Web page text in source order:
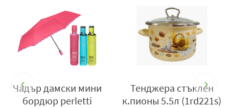
Чадър дамски мини
бордюр perletti
Тенджера стъклен
к.пионы 5.5л (1rd221s)